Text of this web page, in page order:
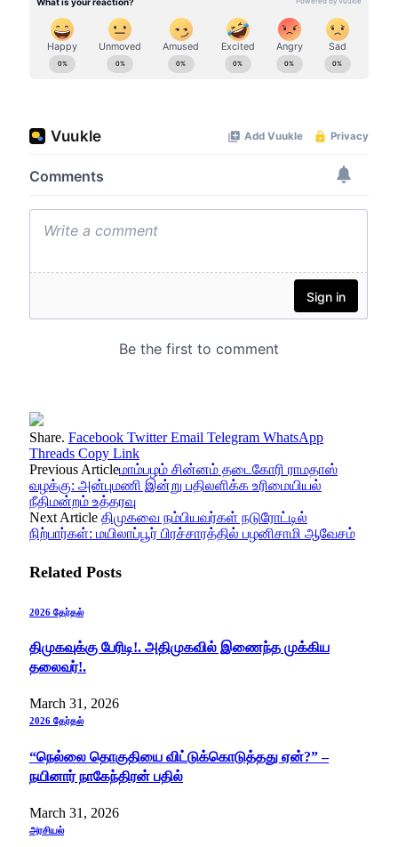
Share. Facebook Twitter Email Telegram WhatsApp
Threads Copy Link
Previous Articleமாம்பழம் சின்னம் தடைகோரி ராமதாஸ்
வழக்கு: அன்புமணி இன்று பதிலளிக்க உரிமையியல்
நீதிமன்றம் உத்தரவு
Next Article திமுகவை நம்பியவர்கள் நடுரோட்டில்
நிற்பார்கள்: மயிலாப்பூர் பிரச்சாரத்தில் பழனிசாமி ஆவேசம்
Related Posts
2026 தேர்தல்
திமுகவுக்கு பேரிடி!. அதிமுகவில் இணைந்த முக்கிய
தலைவர்!.
March 31, 2026
2026 தேர்தல்
“நெல்லை தொகுதியை விட்டுக்கொடுத்த‌து ஏன்?” –
நயினார் நாகேந்திரன் பதில்
March 31, 2026
அரசியல்